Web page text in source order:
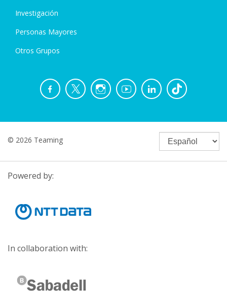
Investigación
Personas Mayores
Otros Grupos
© 2026 Teaming
Powered by:
In collaboration with: